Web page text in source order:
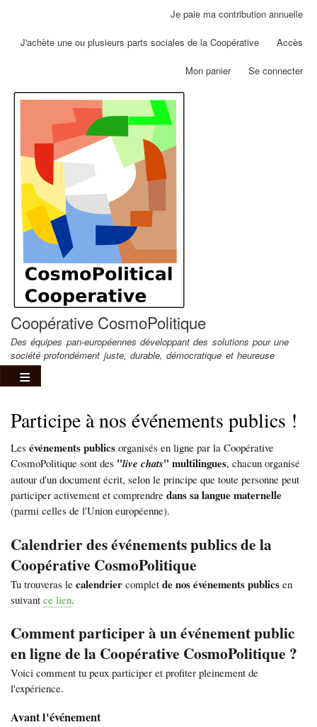
Aller
contenu
Je paie ma contribution annuelle
J'achète une ou plusieurs parts sociales de la Coopérative Accès
Mon panier Se connecter
Coopérative CosmoPolitique
Des équipes pan-européennes développant des solutions pour une
société profondément juste, durable, démocratique et heureuse
Participe à nos événements publics !
Les événements publics organisés en ligne par la Coopérative
CosmoPolitique sont des "live chats" multilingues, chacun organisé
autour d'un document écrit, selon le principe que toute personne peut
participer activement et comprendre dans sa langue maternelle
(parmi celles de l'Union européenne).
Calendrier des événements publics de la
Coopérative CosmoPolitique
Tu trouveras le calendrier complet de nos événements publics en
suivant ce lien.
Comment participer à un événement public
en ligne de la Coopérative CosmoPolitique ?
Voici comment tu peux participer et profiter pleinement de
l'expérience.
Avant l'événement